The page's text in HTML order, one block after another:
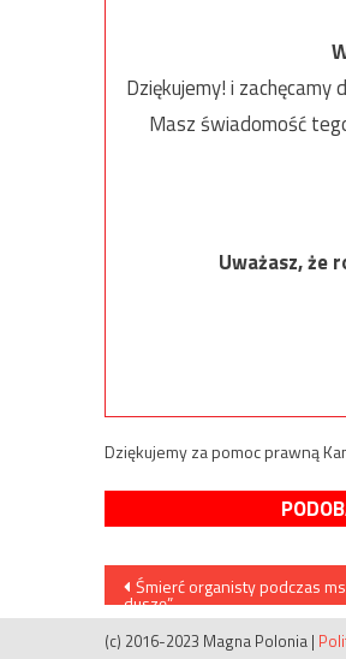
Dziękujemy! i
Masz świadomość
Uważasz, że
Dziękujemy za pomoc prawną
Nawigacja
wpisu
Śmierć organisty podczas
duszę”
(c) 2016-2023 Magna Polonia |